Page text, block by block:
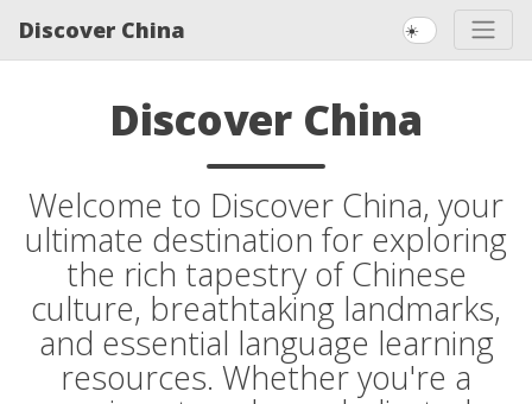
Discover China ☀️
Discover China
Welcome to Discover China, your
ultimate destination for exploring
the rich tapestry of Chinese
culture, breathtaking landmarks,
and essential language learning
resources. Whether you're a